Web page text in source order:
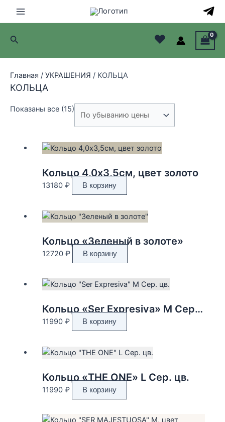
Main
Menu
Поиск ♥
Главная / УКРАШЕНИЯ / КОЛЬЦА
КОЛЬЦА
Показаны все (15)
по
Кольцо 4,0х3,5см, цвет золото
13180 ₽ В корзину
Кольцо «Зеленый в золоте»
12720 ₽ В корзину
Кольцо «Ser Expresiva» M Сер. цв.
11990 ₽ В корзину
Кольцо «THE ONE» L Сер. цв.
11990 ₽ В корзину